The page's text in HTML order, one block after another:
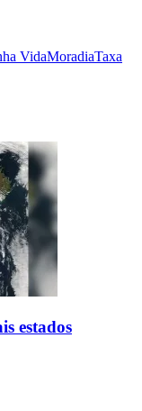
VidaMoradiaTaxa
estados